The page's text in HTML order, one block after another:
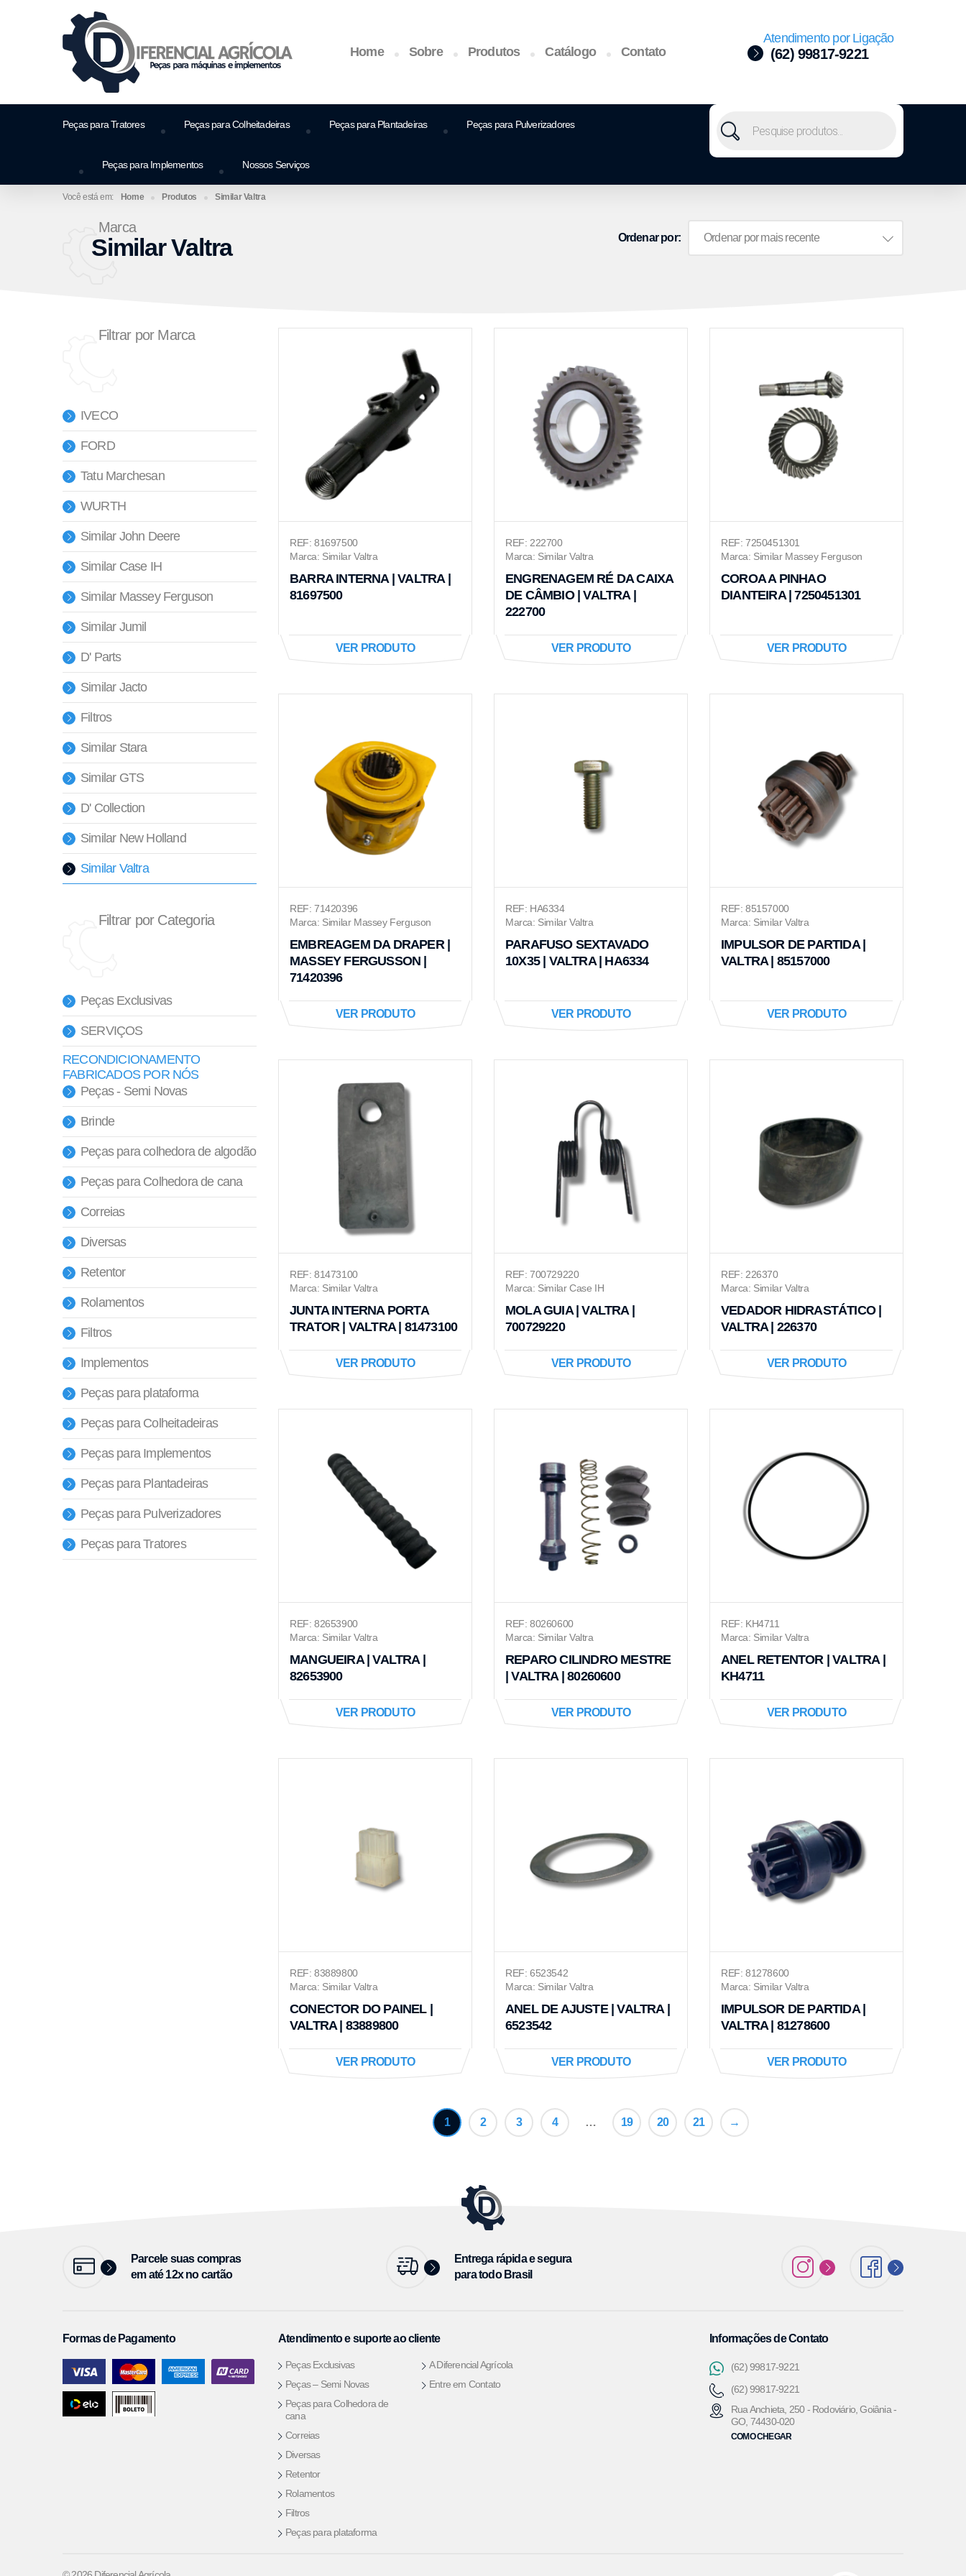
Home Sobre Produtos Catálogo Contato
Atendimento por Ligação
(62) 99817-9221
Peças para Tratores Peças para Colheitadeiras Peças para Plantadeiras Peças para Pulverizadores
Peças para Implementos Nossos Serviços
Home Produtos Similar Valtra
Marca
Similar Valtra Ordenar por:
Filtrar por Marca
IVECO
FORD
Tatu Marchesan
WURTH
Similar John Deere
Similar Case IH
Similar Massey Ferguson
Similar Jumil
D' Parts
Similar Jacto
Filtros
Similar Stara
Similar GTS
D' Collection
Similar New Holland
Similar Valtra
Filtrar por Categoria
Peças Exclusivas
SERVIÇOS
RECONDICIONAMENTO
FABRICADOS POR NÓS
Peças - Semi Novas
Brinde
Peças para colhedora de algodão
Peças para Colhedora de cana
Correias
Diversas
Retentor
Rolamentos
Filtros
Implementos
Peças para plataforma
Peças para Colheitadeiras
Peças para Implementos
Peças para Plantadeiras
Peças para Pulverizadores
Peças para Tratores
REF: 81697500
Marca: Similar Valtra
BARRA INTERNA | VALTRA |
81697500
VER PRODUTO
REF: 222700
Marca: Similar Valtra
ENGRENAGEM RÉ DA CAIXA
DE CÂMBIO | VALTRA |
222700
VER PRODUTO
REF: 7250451301
Marca: Similar Massey Ferguson
COROA A PINHAO
DIANTEIRA | 7250451301
VER PRODUTO
REF: 71420396
Marca: Similar Massey Ferguson
EMBREAGEM DA DRAPER |
MASSEY FERGUSSON |
71420396
VER PRODUTO
REF: HA6334
Marca: Similar Valtra
PARAFUSO SEXTAVADO
10X35 | VALTRA | HA6334
VER PRODUTO
REF: 85157000
Marca: Similar Valtra
IMPULSOR DE PARTIDA |
VALTRA | 85157000
VER PRODUTO
REF: 81473100
Marca: Similar Valtra
JUNTA INTERNA PORTA
TRATOR | VALTRA | 81473100
VER PRODUTO
REF: 700729220
Marca: Similar Case IH
MOLA GUIA | VALTRA |
700729220
VER PRODUTO
REF: 226370
Marca: Similar Valtra
VEDADOR HIDRASTÁTICO |
VALTRA | 226370
VER PRODUTO
REF: 82653900
Marca: Similar Valtra
MANGUEIRA | VALTRA |
82653900
VER PRODUTO
REF: 80260600
Marca: Similar Valtra
REPARO CILINDRO MESTRE
| VALTRA | 80260600
VER PRODUTO
REF: KH4711
Marca: Similar Valtra
ANEL RETENTOR | VALTRA |
KH4711
VER PRODUTO
REF: 83889800
Marca: Similar Valtra
CONECTOR DO PAINEL |
VALTRA | 83889800
VER PRODUTO
REF: 6523542
Marca: Similar Valtra
ANEL DE AJUSTE | VALTRA |
6523542
VER PRODUTO
REF: 81278600
Marca: Similar Valtra
IMPULSOR DE PARTIDA |
VALTRA | 81278600
VER PRODUTO
1 2 3 4 … 19 20 21 →
Parcele suas compras
em até 12x no cartão
Entrega rápida e segura
para todo Brasil
Formas de Pagamento Atendimento e suporte ao cliente
Peças Exclusivas
Peças – Semi Novas
Peças para Colhedora de
cana
Correias
Diversas
Retentor
Rolamentos
Filtros
Peças para plataforma
A Diferencial Agrícola
Entre em Contato
Informações de Contato
(62) 99817-9221
(62) 99817-9221
Rua Anchieta, 250 - Rodoviário, Goiânia -
GO, 74430-020
COMO CHEGAR